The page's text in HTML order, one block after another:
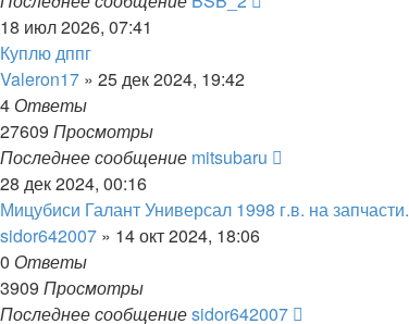
18 июл 2026, 07:41
Куплю дппг
Valeron17 » 25 дек 2024, 19:42
4 Ответы
27609 Просмотры
Последнее сообщение mitsubaru
28 дек 2024, 00:16
Мицубиси Галант Универсал 1998 г.в. на запчасти.
sidor642007 » 14 окт 2024, 18:06
0 Ответы
3909 Просмотры
Последнее сообщениеsidor642007